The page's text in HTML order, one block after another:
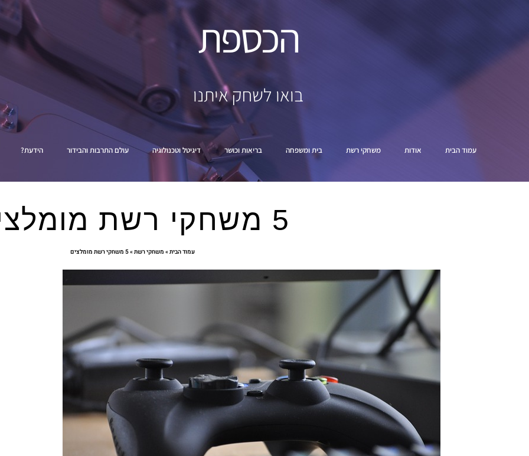
הכספת
בואו לשחק איתנו
עמוד הבית אודות משחקי רשת בית ומשפחה בריאות וכושר דיגיטל וטכנולוגיה עולם התרבות והבידור הידעת?
5 משחקי רשת מומלצים
עמוד הבית» משחקי רשת»5 משחקי רשת מומלצים